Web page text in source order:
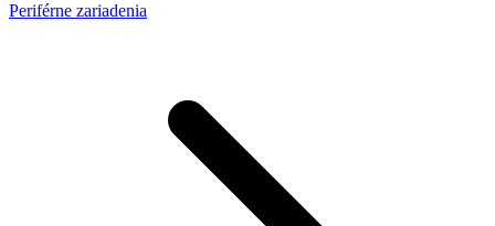
Periférne zariadenia